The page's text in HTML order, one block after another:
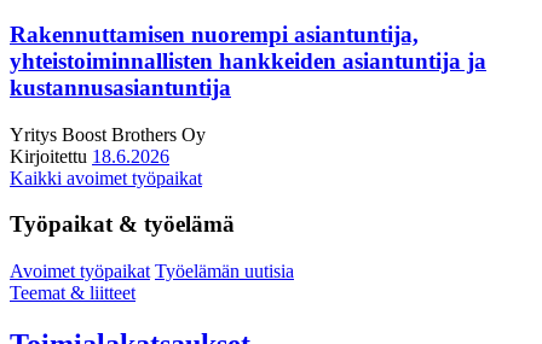
Rakennuttamisen nuorempi asiantuntija,
yhteistoiminnallisten hankkeiden asiantuntija ja
kustannusasiantuntija
Yritys Boost Brothers Oy
Kirjoitettu 18.6.2026
Kaikki avoimet työpaikat
Työpaikat & työelämä
Avoimet työpaikat Työelämän uutisia
Teemat & liitteet